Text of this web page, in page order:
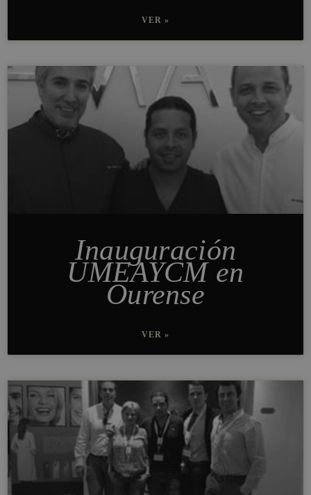
VER »
Inauguración
UMEAYCM en
Ourense
VER »